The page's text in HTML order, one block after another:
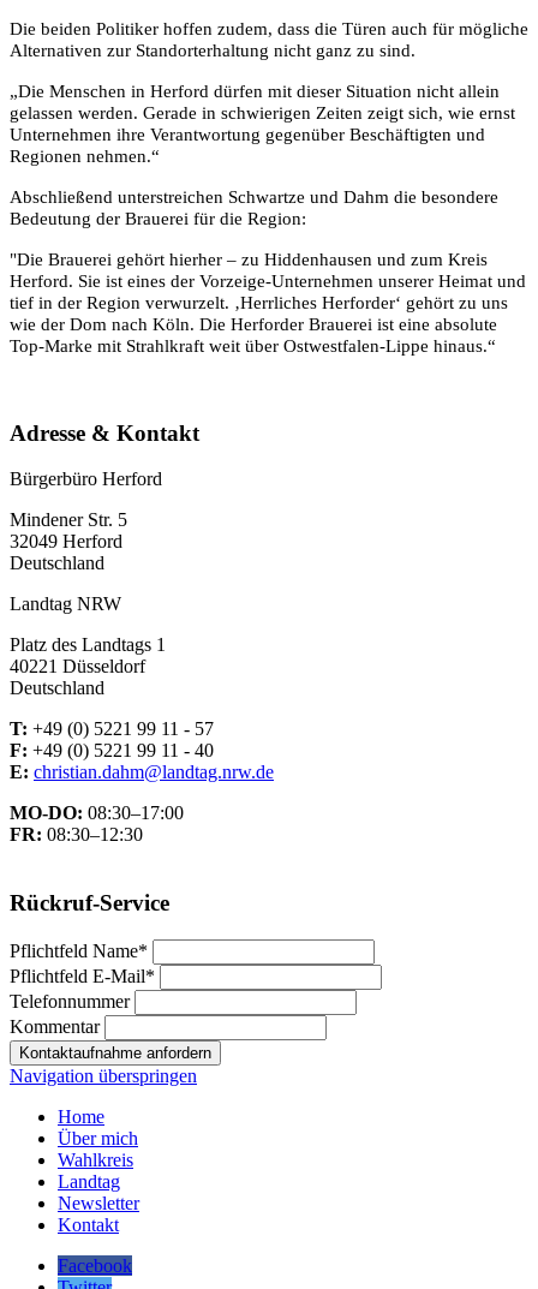
Die beiden Politiker hoffen zudem, dass die Türen auch für mögliche
Alternativen zur Standorterhaltung nicht ganz zu sind.
„Die Menschen in Herford dürfen mit dieser Situation nicht allein
gelassen werden. Gerade in schwierigen Zeiten zeigt sich, wie ernst
Unternehmen ihre Verantwortung gegenüber Beschäftigten und
Regionen nehmen.“
Abschließend unterstreichen Schwartze und Dahm die besondere
Bedeutung der Brauerei für die Region:
"Die Brauerei gehört hierher – zu Hiddenhausen und zum Kreis
Herford. Sie ist eines der Vorzeige-Unternehmen unserer Heimat und
tief in der Region verwurzelt. ‚Herrliches Herforder‘ gehört zu uns
wie der Dom nach Köln. Die Herforder Brauerei ist eine absolute
Top-Marke mit Strahlkraft weit über Ostwestfalen-Lippe hinaus.“
Adresse & Kontakt
Bürgerbüro Herford
Mindener Str. 5
32049 Herford
Deutschland
Landtag NRW
Platz des Landtags 1
40221 Düsseldorf
Deutschland
T: +49 (0) 5221 99 11 - 57
F: +49 (0) 5221 99 11 - 40
E: christian.dahm@landtag.nrw.de
MO-DO: 08:30–17:00
FR: 08:30–12:30
Rückruf-Service
Pflichtfeld Name*
Pflichtfeld E-Mail*
Telefonnummer
Kommentar
Kontaktaufnahme anfordern
Navigation überspringen
Home
Über mich
Wahlkreis
Landtag
Newsletter
Kontakt
Facebook